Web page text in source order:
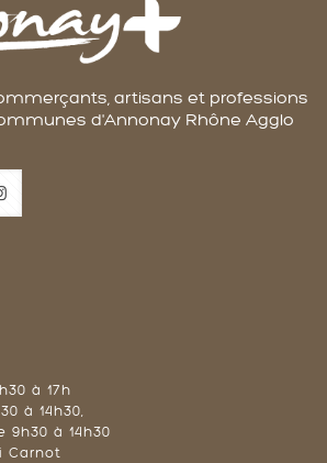
artisans et professions
d'Annonay Rhône Agglo
à 17h
à 14h30,
9h30 à 14h30
Carnot